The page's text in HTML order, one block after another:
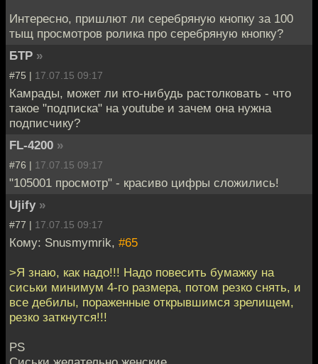
Интересно, пришлют ли серебряную кнопку за 100
тыщ просмотров ролика про серебряную кнопку?
БТР »
#75 | 17.07.15 09:17
Камрады, может ли кто-нибудь растолковать - что
такое "подписка" на youtube и зачем она нужна
подписчику?
FL-4200 »
#76 | 17.07.15 09:17
"105001 просмотр" - красиво цифры сложились!
Ujify »
#77 | 17.07.15 09:17
Кому: Snusmymrik, #65
>Я знаю, как надо!!! Надо повесить бумажку на
сиськи минимум 4-го размера, потом резко снять, и
все дебилы, пораженные открывшимся зрелищем,
резко заткнутся!!!
PS